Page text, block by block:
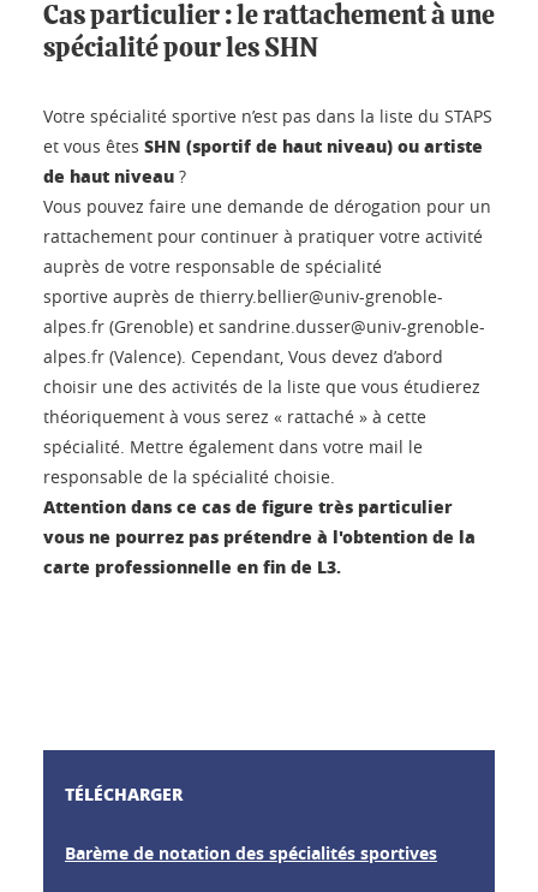
Cas particulier : le rattachement à une
spécialité pour les SHN
Votre spécialité sportive n’est pas dans la liste du STAPS
et vous êtes SHN (sportif de haut niveau) ou artiste
de haut niveau ?
Vous pouvez faire une demande de dérogation pour un
rattachement pour continuer à pratiquer votre activité
auprès de votre responsable de spécialité
sportive auprès de thierry.bellier@univ-grenoble-
alpes.fr (Grenoble) et sandrine.dusser@univ-grenoble-
alpes.fr (Valence). Cependant, Vous devez d’abord
choisir une des activités de la liste que vous étudierez
théoriquement à vous serez « rattaché » à cette
spécialité. Mettre également dans votre mail le
responsable de la spécialité choisie.
Attention dans ce cas de figure très particulier
vous ne pourrez pas prétendre à l'obtention de la
carte professionnelle en fin de L3.
TÉLÉCHARGER
Barème de notation des spécialités sportives